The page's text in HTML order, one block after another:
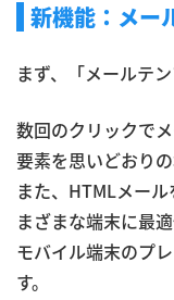
新機能：メー
まず、「メールテ
数回のクリックで
要素を思いどおり
また、HTMLメー
まざまな端末に最適
モバイル端末のプ
す。